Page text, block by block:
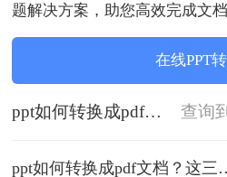
题解决方案，助您高效完成文档
在线PPT
ppt如何转换成pdf文档 查询到
ppt如何转换成